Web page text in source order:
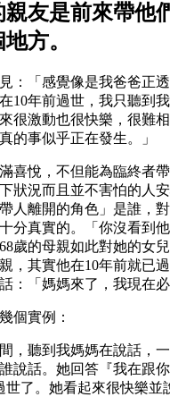
友是前來帶他
方。
：「感覺像是我爸爸正
10年前過世，我只聽到
很激動也很快樂，很難
的事似乎正在發生。」
喜悅，不但能為臨終者
狀況而且並不害怕的人
人離開的角色」是誰，
分真實的。「你沒看到
歲的母親如此對她的女
，其實他在10年前就已
：「媽媽來了，我現在必
個實例：
間，聽到我媽媽在說話，
說話。她回答『我在跟
世了。她看起來很快樂並